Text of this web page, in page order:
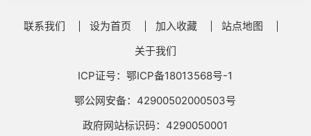
联系我们 设为首页 加入收藏
站点地图
关于我们
ICP证号：鄂ICP备18013568号-1
鄂公网安备：42900502000503号
政府网站标识码：4290050001